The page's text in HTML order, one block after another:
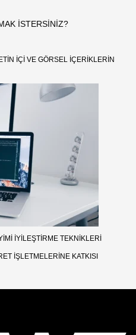
ISTERSINIZ?
IÇI VE GÖRSEL IÇERIKLERIN
İYILEŞTIRME TEKNIKLERI
İŞLETMELERINE KATKISI